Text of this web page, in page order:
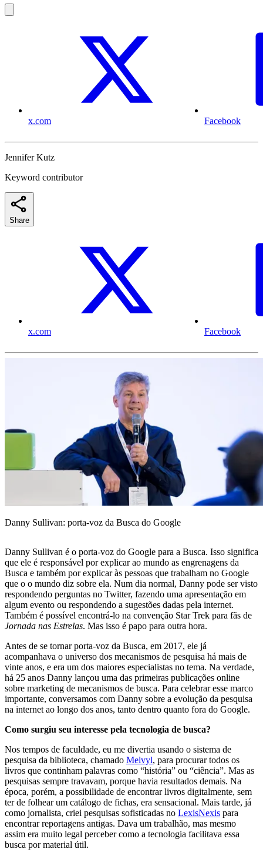
x.com Facebook
Jennifer Kutz
Keyword contributor
Share
x.com Facebook
Danny Sullivan: porta-voz da Busca do Google
Danny Sullivan é o porta-voz do Google para a Busca. Isso significa
que ele é responsável por explicar ao mundo as engrenagens da
Busca e também por explicar às pessoas que trabalham no Google
que o o mundo diz sobre ela. Num dia normal, Danny pode ser visto
respondendo perguntas no Twitter, fazendo uma apresentação em
algum evento ou respondendo a sugestões dadas pela internet.
Também é possível encontrá-lo na convenção Star Trek para fãs de
Jornada nas Estrelas. Mas isso é papo para outra hora.
Antes de se tornar porta-voz da Busca, em 2017, ele já
acompanhava o universo dos mecanismos de pesquisa há mais de
vinte anos, e era um dos maiores especialistas no tema. Na verdade,
há 25 anos Danny lançou uma das primeiras publicações online
sobre marketing de mecanismos de busca. Para celebrar esse marco
importante, conversamos com Danny sobre a evolução da pesquisa
na internet ao longo dos anos, tanto dentro quanto fora do Google.
Como surgiu seu interesse pela tecnologia de busca?
Nos tempos de faculdade, eu me divertia usando o sistema de
pesquisa da biblioteca, chamado Melvyl, para procurar todos os
livros que continham palavras como “história” ou “ciência”. Mas as
pesquisas sempre travavam, porque havia resultados demais. Na
época, porém, a possibilidade de encontrar livros digitalmente, sem
ter de folhear um catálogo de fichas, era sensacional. Mais tarde, já
como jornalista, criei pesquisas sofisticadas no LexisNexis para
encontrar reportagens antigas. Dava um trabalhão, mas mesmo
assim era muito legal perceber como a tecnologia facilitava essa
busca por material útil.